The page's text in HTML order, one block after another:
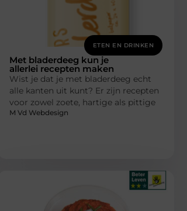
ETEN EN DRINKEN
Met bladerdeeg kun je
allerlei recepten maken
Wist je dat je met bladerdeeg echt
alle kanten uit kunt? Er zijn recepten
voor zowel zoete, hartige als pittige
M Vd Webdesign